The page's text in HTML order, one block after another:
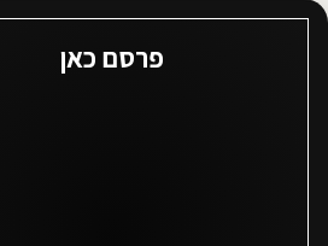
פרסם כאן